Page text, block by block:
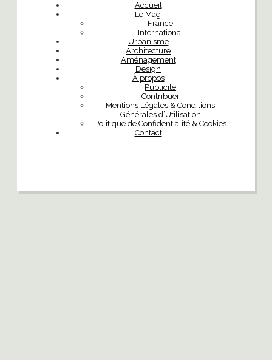
Accueil
Le Mag’
France
International
Urbanisme
Architecture
Aménagement
Design
À propos
Publicité
Contribuer
Mentions Légales & Conditions
Générales d’Utilisation
Politique de Confidentialité & Cookies
Contact